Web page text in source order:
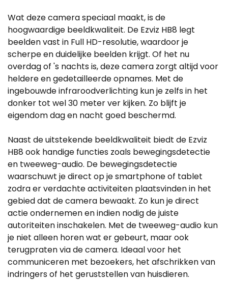
Wat deze camera speciaal maakt, is de
hoogwaardige beeldkwaliteit. De Ezviz HB8 legt
beelden vast in Full HD-resolutie, waardoor je
scherpe en duidelijke beelden krijgt. Of het nu
overdag of 's nachts is, deze camera zorgt altijd voor
heldere en gedetailleerde opnames. Met de
ingebouwde infraroodverlichting kun je zelfs in het
donker tot wel 30 meter ver kijken. Zo blijft je
eigendom dag en nacht goed beschermd.
Naast de uitstekende beeldkwaliteit biedt de Ezviz
HB8 ook handige functies zoals bewegingsdetectie
en tweeweg-audio. De bewegingsdetectie
waarschuwt je direct op je smartphone of tablet
zodra er verdachte activiteiten plaatsvinden in het
gebied dat de camera bewaakt. Zo kun je direct
actie ondernemen en indien nodig de juiste
autoriteiten inschakelen. Met de tweeweg-audio kun
je niet alleen horen wat er gebeurt, maar ook
terugpraten via de camera. Ideaal voor het
communiceren met bezoekers, het afschrikken van
indringers of het geruststellen van huisdieren.